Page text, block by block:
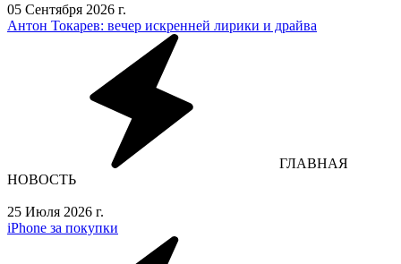
05 Сентября 2026 г.
Антон Токарев: вечер искренней лирики и драйва
ГЛАВНАЯ
НОВОСТЬ
25 Июля 2026 г.
iPhone за покупки